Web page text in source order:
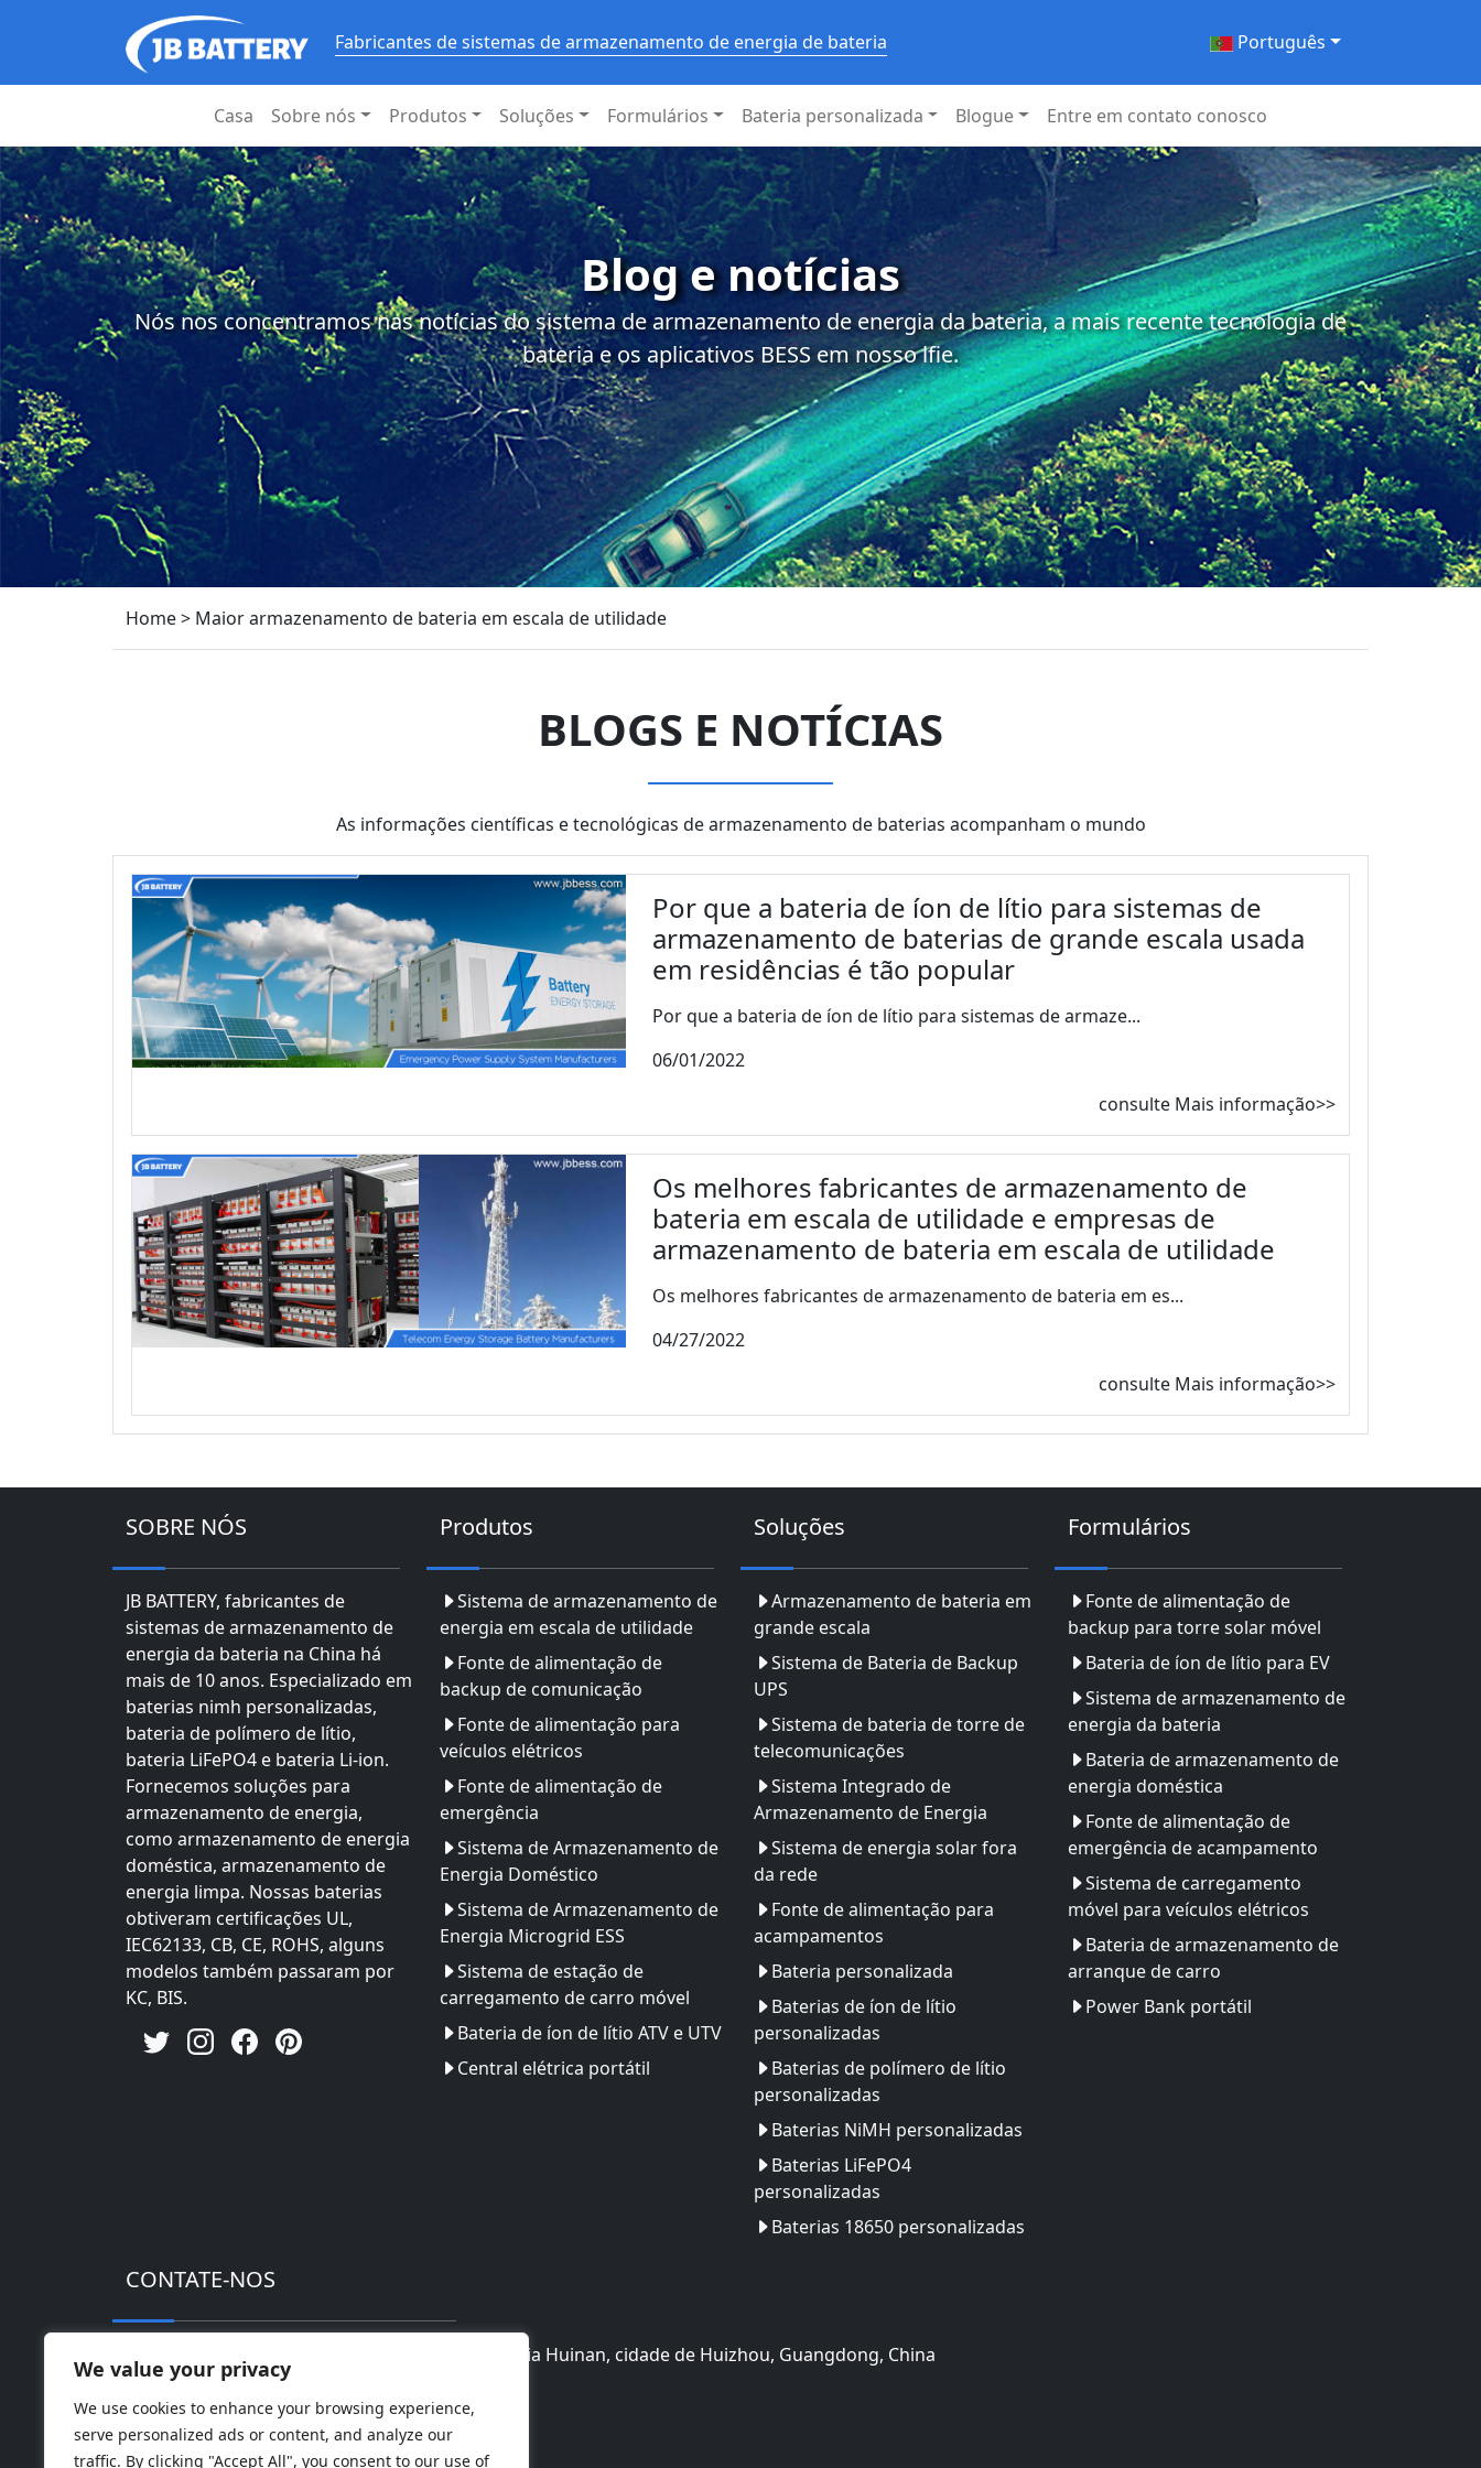
We value your privacy
We use cookies to enhance your browsing experience,
serve personalized ads or content, and analyze our
traffic. By clicking "Accept All", you consent to our use of
Fabricantes de sistemas de armazenamento de energia de bateria Português
Casa Sobre nós Produtos Soluções Formulários Bateria personalizada Blogue Entre em contato conosco
Blog e notícias
Nós nos concentramos nas notícias do sistema de armazenamento de energia da bateria, a mais recente tecnologia de
bateria e os aplicativos BESS em nosso lfie.
Home> Maior armazenamento de bateria em escala de utilidade
BLOGS E NOTÍCIAS
As informações científicas e tecnológicas de armazenamento de baterias acompanham o mundo
Por que a bateria de íon de lítio para sistemas de
armazenamento de baterias de grande escala usada
em residências é tão popular
Por que a bateria de íon de lítio para sistemas de armaze...
06/01/2022
consulte Mais informação>>
Os melhores fabricantes de armazenamento de
bateria em escala de utilidade e empresas de
armazenamento de bateria em escala de utilidade
Os melhores fabricantes de armazenamento de bateria em es...
04/27/2022
consulte Mais informação>>
SOBRE NÓS
JB BATTERY, fabricantes de
sistemas de armazenamento de
energia da bateria na China há
mais de 10 anos. Especializado em
baterias nimh personalizadas,
bateria de polímero de lítio,
bateria LiFePO4 e bateria Li-ion.
Fornecemos soluções para
armazenamento de energia,
como armazenamento de energia
doméstica, armazenamento de
energia limpa. Nossas baterias
obtiveram certificações UL,
IEC62133, CB, CE, ROHS, alguns
modelos também passaram por
KC, BIS.
Produtos
Sistema de armazenamento de
energia em escala de utilidade
Fonte de alimentação de
backup de comunicação
Fonte de alimentação para
veículos elétricos
Fonte de alimentação de
emergência
Sistema de Armazenamento de
Energia Doméstico
Sistema de Armazenamento de
Energia Microgrid ESS
Sistema de estação de
carregamento de carro móvel
Bateria de íon de lítio ATV e UTV
Central elétrica portátil
Soluções
Armazenamento de bateria em
grande escala
Sistema de Bateria de Backup
UPS
Sistema de bateria de torre de
telecomunicações
Sistema Integrado de
Armazenamento de Energia
Sistema de energia solar fora
da rede
Fonte de alimentação para
acampamentos
Bateria personalizada
Baterias de íon de lítio
personalizadas
Baterias de polímero de lítio
personalizadas
Baterias NiMH personalizadas
Baterias LiFePO4
personalizadas
Baterias 18650 personalizadas
Formulários
Fonte de alimentação de
backup para torre solar móvel
Bateria de íon de lítio para EV
Sistema de armazenamento de
energia da bateria
Bateria de armazenamento de
energia doméstica
Fonte de alimentação de
emergência de acampamento
Sistema de carregamento
móvel para veículos elétricos
Bateria de armazenamento de
arranque de carro
Power Bank portátil
CONTATE-NOS
Endereço: Parque Industrial de alta tecnologia Huinan, cidade de Huizhou, Guangdong, China
Telefone: 0086-18169936698
Email: info@jbbatterychina.com